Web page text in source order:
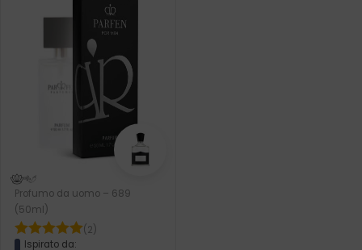
Profumo da uomo – 689
(50ml)
(2)
Ispirato da: